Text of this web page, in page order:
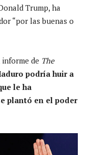
Trump, ha
“por las buenas o
de The
podría huir a
le ha
plantó en el poder